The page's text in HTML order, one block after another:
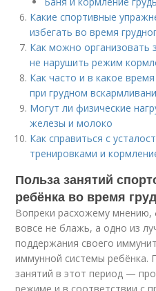
Какие спортивные
избегать во время
Как можно организовать
не нарушить режим
Как часто и в какое
при грудном
Могут ли физические
железы и молоко
Как справиться с
тренировками и
Польза занятий
ребёнка во время
Вопреки расхожему
вовсе не блажь, а одно из
поддержания своего
иммунной системы ребёнка.
занятий в этот период —